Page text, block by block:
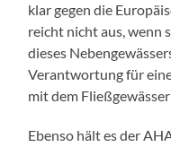
klar gegen die
reicht nicht aus, wenn
dieses
Verantwortung für
mit dem
Ebenso hält es der